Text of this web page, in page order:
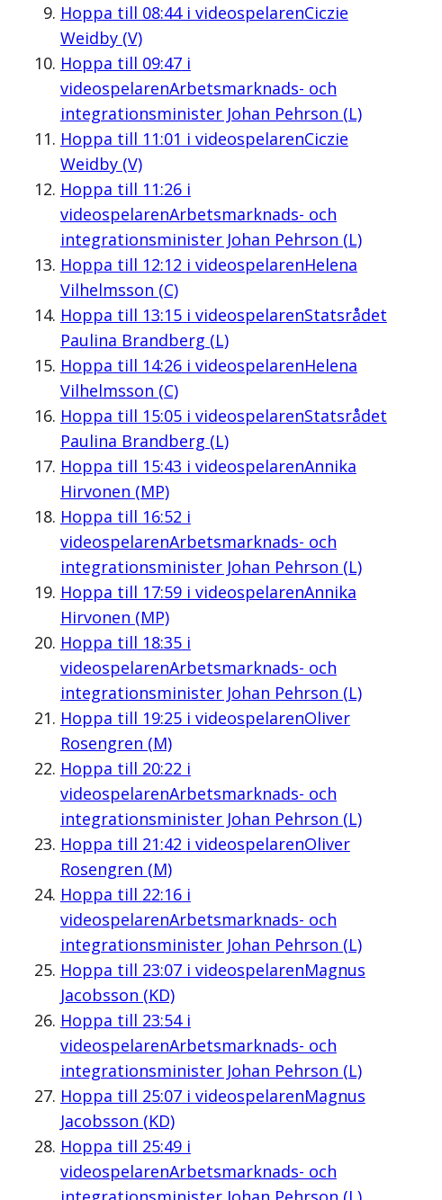
Hoppa till 08:44i videospelarenCiczie
Weidby (V)
Hoppa till 09:47i
videospelarenArbetsmarknads- och
integrationsminister Johan Pehrson (L)
Hoppa till 11:01 i videospelarenCiczie
Weidby (V)
Hoppa till 11:26i
videospelarenArbetsmarknads- och
integrationsminister Johan Pehrson (L)
Hoppa till 12:12 i videospelarenHelena
Vilhelmsson (C)
Hoppa till 13:15i videospelarenStatsrådet
Paulina Brandberg (L)
Hoppa till 14:26i videospelarenHelena
Vilhelmsson (C)
Hoppa till 15:05i videospelarenStatsrådet
Paulina Brandberg (L)
Hoppa till 15:43 i videospelarenAnnika
Hirvonen (MP)
Hoppa till 16:52 i
videospelarenArbetsmarknads- och
integrationsminister Johan Pehrson (L)
Hoppa till 17:59i videospelarenAnnika
Hirvonen (MP)
Hoppa till 18:35i
videospelarenArbetsmarknads- och
integrationsminister Johan Pehrson (L)
Hoppa till 19:25i videospelarenOliver
Rosengren (M)
Hoppa till 20:22 i
videospelarenArbetsmarknads- och
integrationsminister Johan Pehrson (L)
Hoppa till 21:42 i videospelarenOliver
Rosengren (M)
Hoppa till 22:16i
videospelarenArbetsmarknads- och
integrationsminister Johan Pehrson (L)
Hoppa till 23:07i videospelarenMagnus
Jacobsson (KD)
Hoppa till 23:54i
videospelarenArbetsmarknads- och
integrationsminister Johan Pehrson (L)
Hoppa till 25:07i videospelarenMagnus
Jacobsson (KD)
Hoppa till 25:49i
videospelarenArbetsmarknads- och